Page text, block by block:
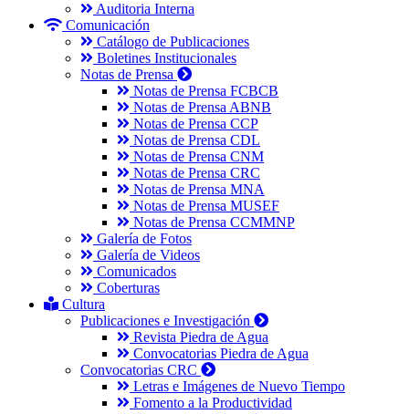
Auditoria Interna
Comunicación
Catálogo de Publicaciones
Boletines Institucionales
Notas de Prensa
Notas de Prensa FCBCB
Notas de Prensa ABNB
Notas de Prensa CCP
Notas de Prensa CDL
Notas de Prensa CNM
Notas de Prensa CRC
Notas de Prensa MNA
Notas de Prensa MUSEF
Notas de Prensa CCMMNP
Galería de Fotos
Galería de Videos
Comunicados
Coberturas
Cultura
Publicaciones e Investigación
Revista Piedra de Agua
Convocatorias Piedra de Agua
Convocatorias CRC
Letras e Imágenes de Nuevo Tiempo
Fomento a la Productividad